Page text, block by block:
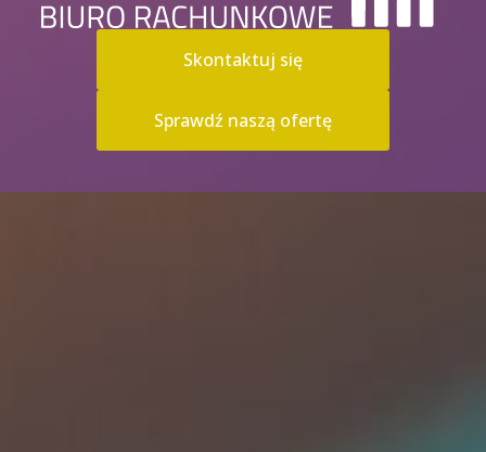
Skontaktuj się
Sprawdź naszą ofertę